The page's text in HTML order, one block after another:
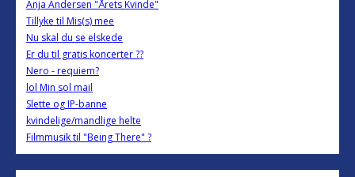
Anja Andersen "Årets Kvinde"
Tillyke til Mis(s) mee
Nu skal du se elskede
Er du til gratis koncerter ??
Nero - requiem?
lol Min sol mail
Slette og IP-banne
kvindelige/mandlige helte
Filmmusik til "Being There" ?